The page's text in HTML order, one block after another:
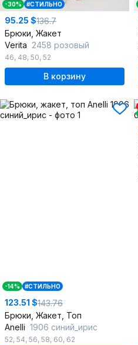
-30% #СТИЛЬНО
95.25 $136.7
Брюки, Жакет
Verita 2458 розовый
46, 48, 50, 52
В корзину
-14% #СТИЛЬНО
123.51 $143.76
Брюки, Жакет, Топ
Anelli 1906 синий_ирис
52, 54, 56, 58, 60, 62